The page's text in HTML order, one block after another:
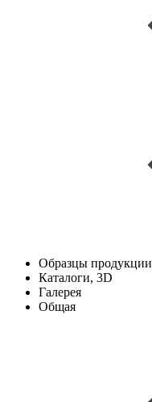
Образцы продукции
Каталоги, 3D
Галерея
Общая